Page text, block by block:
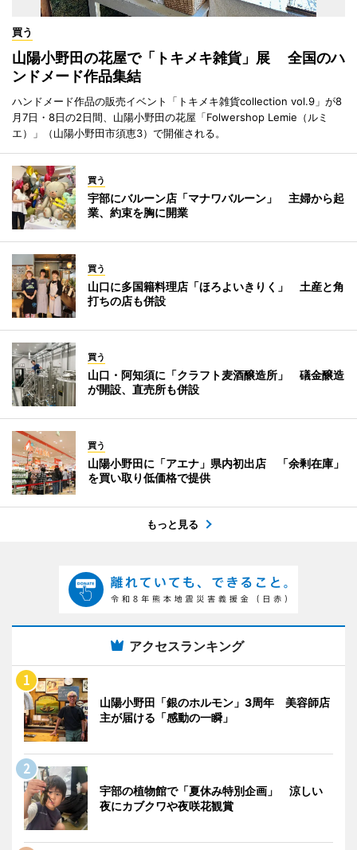
買う
山陽小野田の花屋で「トキメキ雑貨」展 全国のハ
ンドメード作品集結
ハンドメード作品の販売イベント「トキメキ雑貨collection vol.9」が8
月7日・8日の2日間、山陽小野田の花屋「Folwershop Lemie（ルミ
エ）」（山陽小野田市須恵3）で開催される。
買う
宇部にバルーン店「マナワバルーン」 主婦から起
業、約束を胸に開業
買う
山口に多国籍料理店「ほろよいきりく」 土産と角
打ちの店も併設
買う
山口・阿知須に「クラフト麦酒醸造所」 礒金醸造
が開設、直売所も併設
買う
山陽小野田に「アエナ」県内初出店 「余剰在庫」
を買い取り低価格で提供
もっと見る
アクセスランキング
山陽小野田「銀のホルモン」3周年 美容師店
主が届ける「感動の一瞬」
宇部の植物館で「夏休み特別企画」 涼しい
夜にカブクワや夜咲花観賞